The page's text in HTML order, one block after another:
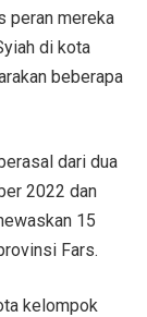
peran mereka
di kota
beberapa
dari dua
2022 dan
15
Fars.
kelompok